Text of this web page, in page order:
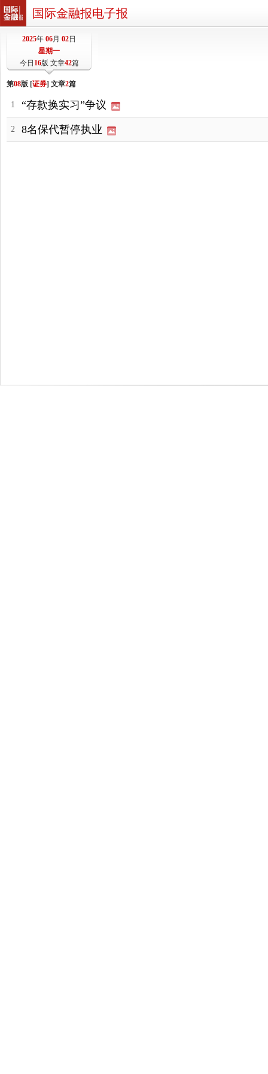
国际金融报电子报
2025年 06月 02日
星期一
今日 16版 文章42篇
第08版 [证券] 文章2篇
1 “存款换实习”争议
2 8名保代暂停执业